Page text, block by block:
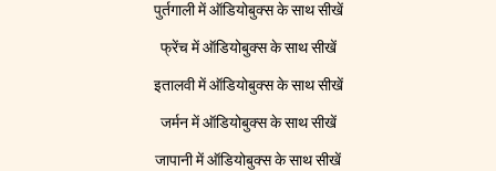
पुर्तगाली में ऑडियोबुक्स के साथ सीखें
फ्रेंच में ऑडियोबुक्स के साथ सीखें
इतालवी में ऑडियोबुक्स के साथ सीखें
जर्मन में ऑडियोबुक्स के साथ सीखें
जापानी में ऑडियोबुक्स के साथ सीखें